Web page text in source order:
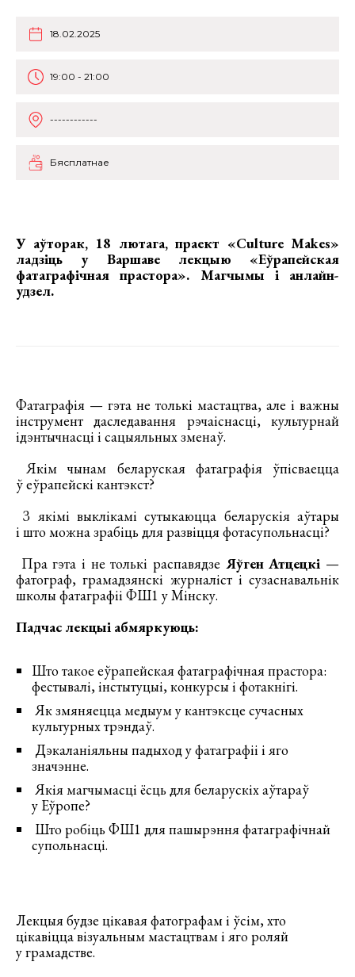
18.02.2025
19:00 - 21:00
------------
Бясплатнае
У аўторак, 18 лютага, праект «Culture Makes»
ладзіць у Варшаве лекцыю «Еўрапейская
фатаграфічная прастора». Магчымы і анлайн-
удзел.
Фатаграфія — гэта не толькі мастацтва, але і важны
інструмент даследавання рэчаіснасці, культурнай
ідэнтычнасці і сацыяльных зменаў.
Якім чынам беларуская фатаграфія ўпісваецца
ў еўрапейскі кантэкст?
З якімі выклікамі сутыкаюцца беларускія аўтары
і што можна зрабіць для развіцця фотасупольнасці?
Пра гэта і не толькі распавядзе Яўген Атцецкі —
фатограф, грамадзянскі журналіст і сузаснавальнік
школы фатаграфіі ФШ1 у Мінску.
Падчас лекцыі абмяркуюць:
Што такое еўрапейская фатаграфічная прастора:
фестывалі, інстытуцыі, конкурсы і фотакнігі.
Як змяняецца медыум у кантэксце сучасных
культурных трэндаў.
Дэкаланіяльны падыход у фатаграфіі і яго
значэнне.
Якія магчымасці ёсць для беларускіх аўтараў
у Еўропе?
Што робіць ФШ1 для пашырэння фатаграфічнай
супольнасці.
Лекцыя будзе цікавая фатографам і ўсім, хто
цікавіцца візуальным мастацтвам і яго роляй
у грамадстве.